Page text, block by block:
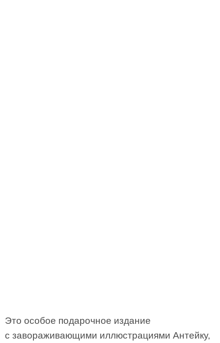
Это особое подарочное издание
с завораживающими иллюстрациями Антейку,